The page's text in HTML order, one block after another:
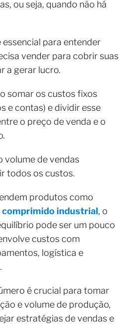
ou seja, quando não há
para entender
vender para cobrir suas
a gerar lucro.
somar os custos fixos
e contas) e dividir esse
o preço de venda e o
volume de vendas
todos os custos.
produtos como
industrial, o
pode ser um pouco
custos com
logística e
é crucial para tomar
e volume de produção,
estratégias de vendas e